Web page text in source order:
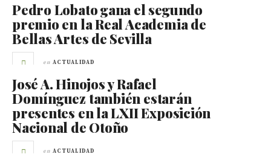
Pedro Lobato gana el segundo
premio en la Real Academia de
Bellas Artes de Sevilla
en ACTUALIDAD
José A. Hinojos y Rafael
Domínguez también estarán
presentes en la LXII Exposición
Nacional de Otoño
en ACTUALIDAD